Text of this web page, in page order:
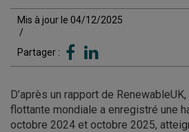
Mis à jour le 04/12/2025
/
Partager :
D’après un rapport de
flottante mondiale a enregistré une
octobre 2024 et octobre 2025,